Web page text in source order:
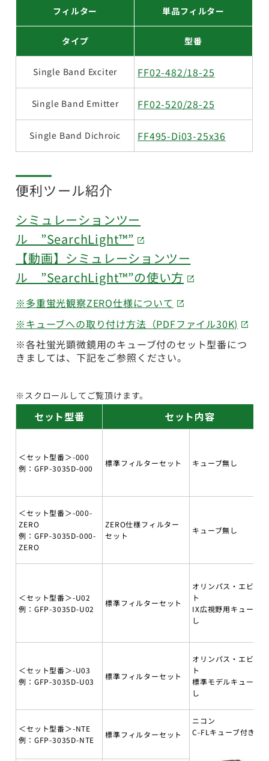
フィルター 単品フィルター
タイプ 型番
Single Band Exciter FF02-482/18-25
Single Band Emitter FF02-520/28-25
Single Band Dichroic FF495-Di03-25x36
便利ツール紹介
シミュレーションツー
ル ”SearchLight™”
【動画】シミュレーションツー
ル ”SearchLight™”の使い方
※多重蛍光観察ZERO仕様について
※キューブへの取り付け方法（PDFファイル30K)
※各社蛍光顕微鏡用のキューブ付のセット型番につ
きましては、下記をご参照ください。
※スクロールしてご覧頂けます。
セット型番 セット内容
＜セット型番＞-000
例：GFP-3035D-000
標準フィルターセット キューブ無し
＜セット型番＞-000-
ZERO
例：GFP-3035D-000-
ZERO
ZERO仕様フィルター
セット
キューブ無し
＜セット型番＞-U02
例：GFP-3035D-U02
標準フィルターセット
オリンパス・エビデン
ト
IX広視野用キューブ無
し
＜セット型番＞-U03
例：GFP-3035D-U03
標準フィルターセット
オリンパス・エビデン
ト
標準モデルキューブ無
し
＜セット型番＞-NTE
例：GFP-3035D-NTE
標準フィルターセット
ニコン
C-FLキューブ付き